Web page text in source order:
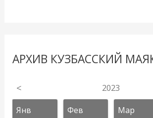
АРХИВ КУЗБАССКИЙ
< 2023
Янв Фев Мар